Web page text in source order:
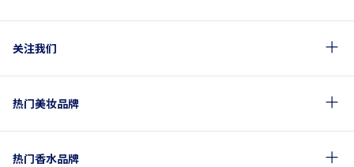
关注我们
热门美妆品牌
热门香水品牌